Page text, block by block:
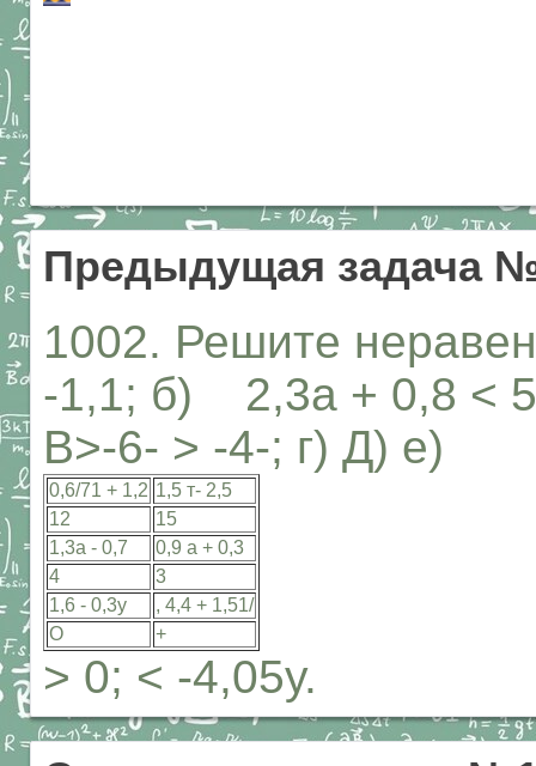
Предыдущая задача
1002. Решите
-1,1; б) 2,3а + 0,8 <
В>-6- > -4-; г) Д) е)
0,6/71 + 1,2 1,5 т- 2,5
12
15
1,3а - 0,7
0,9 а + 0,3
4
3
1,6 - 0,3у
, 4,4 + 1,51/
О
+
> 0; < -4,05у.